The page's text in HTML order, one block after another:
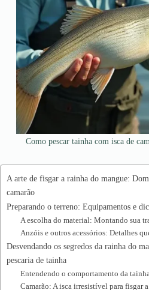
Como pescar tainha com isca de
A arte de fisgar a rainha do mangue:
camarão
Preparando o terreno: Equipamentos e
A escolha do material: Montando sua
Anzóis e outros acessórios: Detalhes
Desvendando os segredos da rainha do
pescaria de tainha
Entendendo o comportamento da
Camarão: A isca irresistível para fisgar